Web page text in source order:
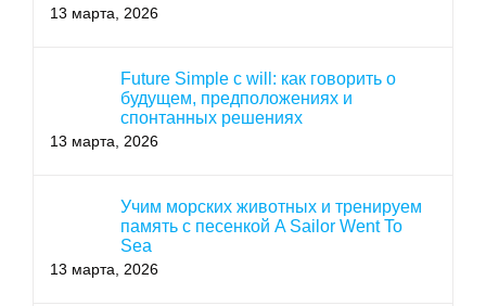
13 марта, 2026
Future Simple с will: как говорить о
будущем, предположениях и
спонтанных решениях
13 марта, 2026
Учим морских животных и тренируем
память с песенкой A Sailor Went To
Sea
13 марта, 2026